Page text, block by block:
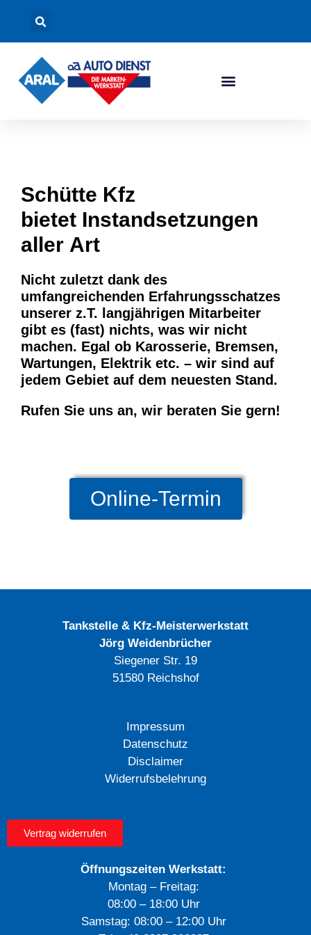
Schütte Kfz
bietet Instandsetzungen
aller Art
Nicht zuletzt dank des
umfangreichenden Erfahrungsschatzes
unserer z.T. langjährigen Mitarbeiter
gibt es (fast) nichts, was wir nicht
machen. Egal ob Karosserie, Bremsen,
Wartungen, Elektrik etc. – wir sind auf
jedem Gebiet auf dem neuesten Stand.
Rufen Sie uns an, wir beraten Sie gern!
Online-Termin
Tankstelle & Kfz-Meisterwerkstatt
Jörg Weidenbrücher
Siegener Str. 19
51580 Reichshof
Impressum
Datenschutz
Disclaimer
Widerrufsbelehrung
Vertrag widerrufen
Öffnungszeiten Werkstatt:
Montag – Freitag:
08:00 – 18:00 Uhr
Samstag: 08:00 – 12:00 Uhr